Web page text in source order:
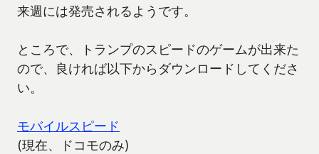
来週には発売されるようです。
ところで、トランプのスピードのゲームが出来た
ので、良ければ以下からダウンロードしてくださ
い。
モバイルスピード
(現在、ドコモのみ)